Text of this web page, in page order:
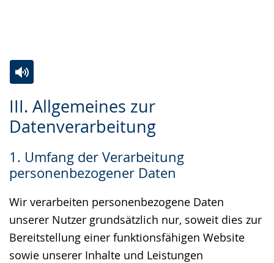
III. Allgemeines zur
Datenverarbeitung
1. Umfang der Verarbeitung
personenbezogener Daten
Wir verarbeiten personenbezogene Daten
unserer Nutzer grundsätzlich nur, soweit dies zur
Bereitstellung einer funktionsfähigen Website
sowie unserer Inhalte und Leistungen
Leichten
Sprache
Audio-
Unterstützung.
Video
in
Gebärdensprache
wird
angezeigt.